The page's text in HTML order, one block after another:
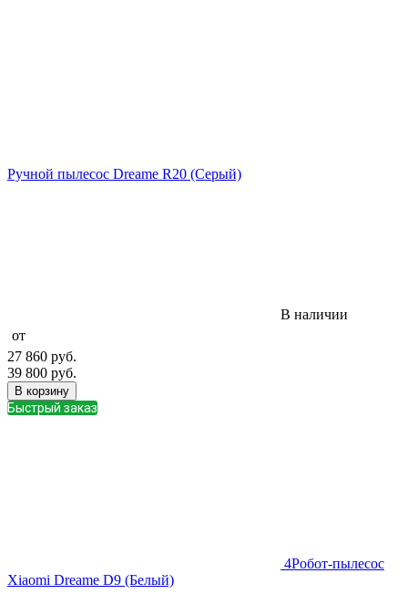
Ручной пылесос Dreame R20 (Серый)
В наличии
от
27 860 руб.
39 800 руб.
В корзину
Быстрый заказ
4Робот-пылесос
Xiaomi Dreame D9 (Белый)